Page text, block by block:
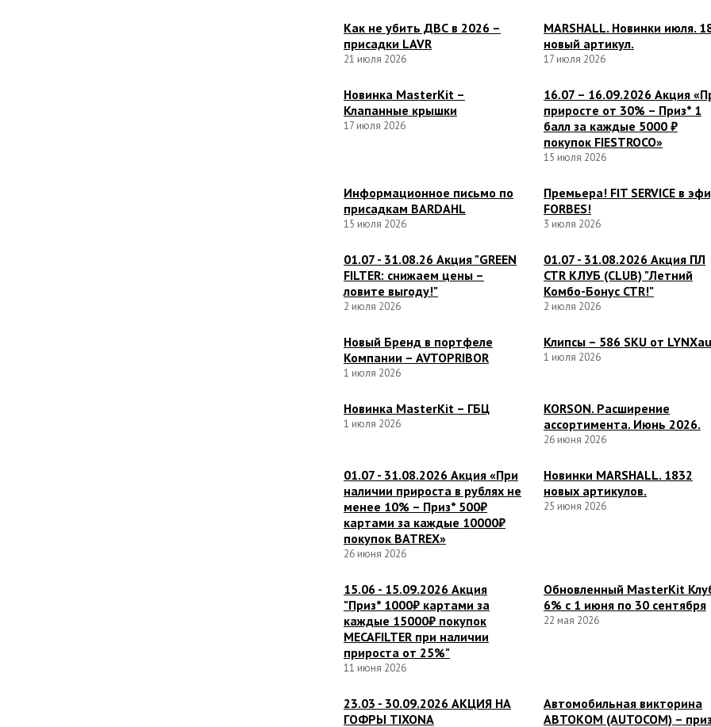
Как не убить ДВС в 2026 –
присадки LAVR
21 июля 2026
MARSHALL. Новинки июля.
новый артикул.
17 июля 2026
Новинка MasterKit –
Клапанные крышки
17 июля 2026
16.07 – 16.09.2026 Акция
приросте от 30% – Приз* 1
балл за каждые 5000 ₽
покупок FIESTROCO»
15 июля 2026
Информационное письмо по
присадкам BARDAHL
15 июля 2026
Премьера! FIT SERVICE в
FORBES!
3 июля 2026
01.07 - 31.08.26 Акция "GREEN
FILTER: снижаем цены –
ловите выгоду!"
2 июля 2026
01.07 - 31.08.2026 Акция ПЛ
CTR КЛУБ (CLUB) "Летний
Комбо-Бонус CTR!"
2 июля 2026
Новый Бренд в портфеле
Компании – AVTOPRIBOR
1 июля 2026
Клипсы – 586 SKU от
1 июля 2026
Новинка MasterKit – ГБЦ
1 июля 2026
KORSON. Расширение
ассортимента. Июнь 2026.
26 июня 2026
01.07 - 31.08.2026 Акция «При
наличии прироста в рублях не
менее 10% – Приз* 500₽
картами за каждые 10000₽
покупок BATREX»
26 июня 2026
Новинки MARSHALL. 1832
новых артикулов.
25 июня 2026
15.06 - 15.09.2026 Акция
"Приз* 1000₽ картами за
каждые 15000₽ покупок
MECAFILTER при наличии
прироста от 25%"
11 июня 2026
Обновленный MasterKit
6% с 1 июня по 30 сентября
22 мая 2026
23.03 - 30.09.2026 АКЦИЯ НА
ГОФРЫ TIXONA
Автомобильная викторина
АВТОКОМ (AUTOCOM) –